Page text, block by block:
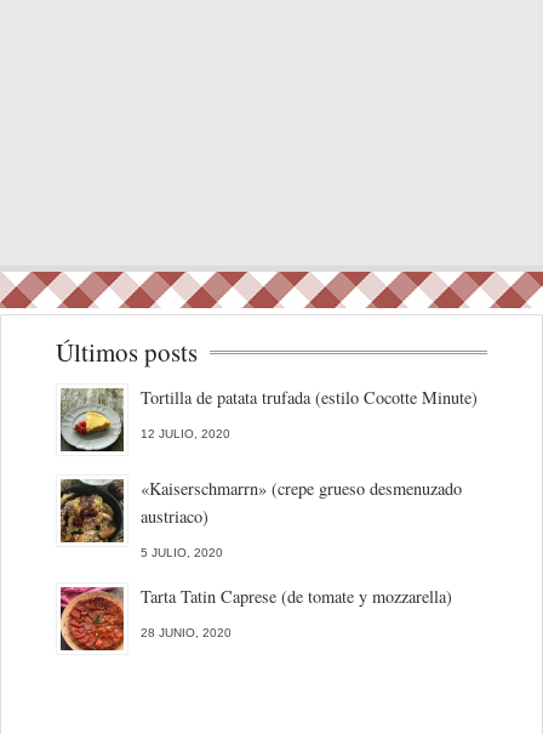
Últimos posts
Tortilla de patata trufada (estilo Cocotte Minute)
12 JULIO, 2020
«Kaiserschmarrn» (crepe grueso desmenuzado
austriaco)
5 JULIO, 2020
Tarta Tatin Caprese (de tomate y mozzarella)
28 JUNIO, 2020